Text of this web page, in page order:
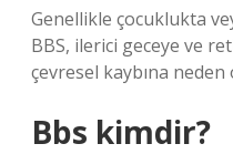
Genellikle çocuklukta
BBS, ilerici geceye ve
çevresel kaybına neden
Bbs kimdir?